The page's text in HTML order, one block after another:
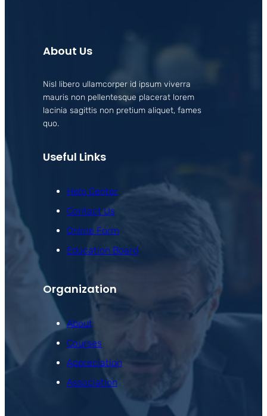
About Us
Nisl libero ullamcorper id ipsum viverra
mauris non pellentesque placerat lorem
lacinia sagittis non pretium aliquet, fames
quo.
Useful Links
Help Center
Contact Us
Online Form
Education Board
Organization
About
Courses
Appreciation
Association